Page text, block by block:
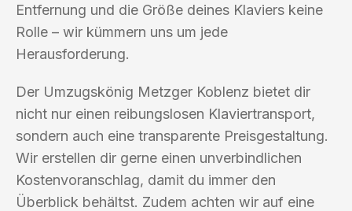
Entfernung und die Größe deines Klaviers keine
Rolle – wir kümmern uns um jede
Herausforderung.
Der Umzugskönig Metzger Koblenz bietet dir
nicht nur einen reibungslosen Klaviertransport,
sondern auch eine transparente Preisgestaltung.
Wir erstellen dir gerne einen unverbindlichen
Kostenvoranschlag, damit du immer den
Überblick behältst. Zudem achten wir auf eine